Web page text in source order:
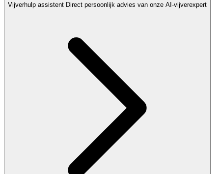
Vijverhulp assistent Direct persoonlijk advies van onze AI-vijverexpert